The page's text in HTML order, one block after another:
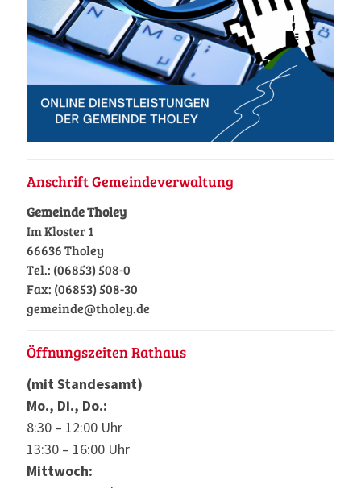
Anschrift Gemeindeverwaltung
Gemeinde Tholey
Im Kloster 1
66636 Tholey
Tel.: (06853) 508-0
Fax: (06853) 508-30
gemeinde@tholey.de
Öffnungszeiten Rathaus
(mit Standesamt)
Mo., Di., Do.:
8:30 – 12:00 Uhr
13:30 – 16:00 Uhr
Mittwoch: